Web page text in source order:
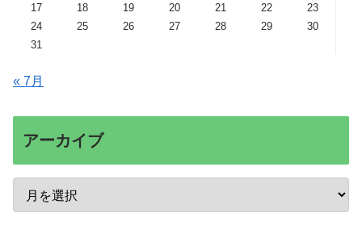
17
18 19 20 21 22
23
24
25 26 27 28 29
30
31
« 7月
アーカイブ